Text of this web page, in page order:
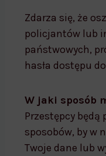
Zdarza się, że
policjantów lub
państwowych,
hasła dostępu
W jaki sposób
Przestępcy będą
sposobów, by w
Twoje dane lub